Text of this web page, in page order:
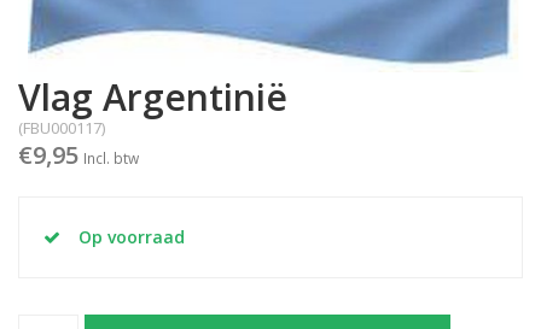
Vlag Argentinië
(FBU000117)
€9,95 Incl. btw
Op voorraad